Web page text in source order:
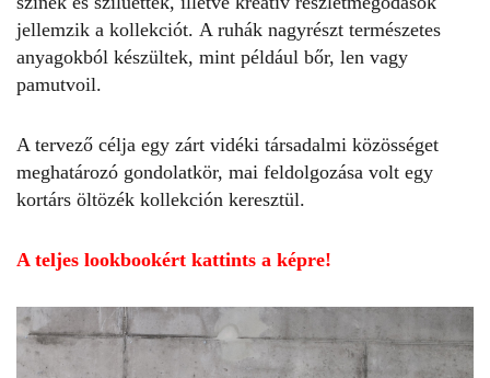
jellemzik a kollekciót. A ruhák nagyrészt természetes
anyagokból készültek, mint például bőr, len vagy
pamutvoil.
A tervező célja egy zárt vidéki társadalmi közösséget
meghatározó gondolatkör, mai feldolgozása volt egy
kortárs öltözék kollekción keresztül.
A teljes lookbookért kattints a képre!